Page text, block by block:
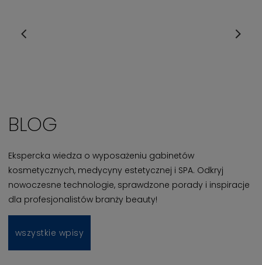
BLOG
Ekspercka wiedza o wyposażeniu gabinetów
kosmetycznych, medycyny estetycznej i SPA. Odkryj
nowoczesne technologie, sprawdzone porady i inspiracje
dla profesjonalistów branży beauty!
wszystkie wpisy